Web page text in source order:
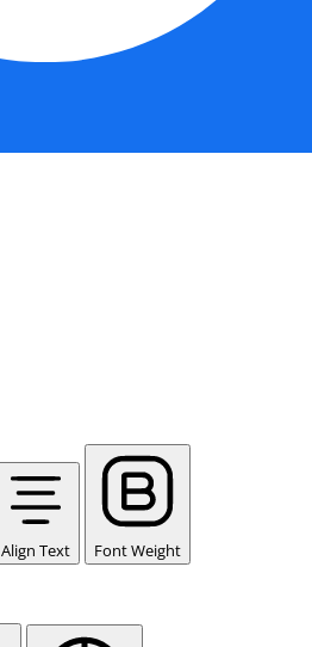
Align Text Font Weight